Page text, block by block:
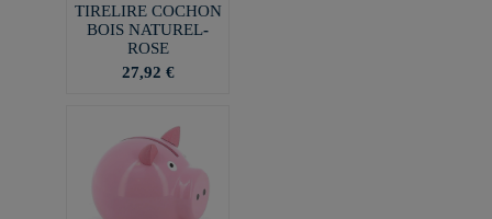
TIRELIRE COCHON
BOIS NATUREL-
ROSE
27,92 €